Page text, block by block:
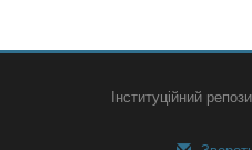
Інституційний